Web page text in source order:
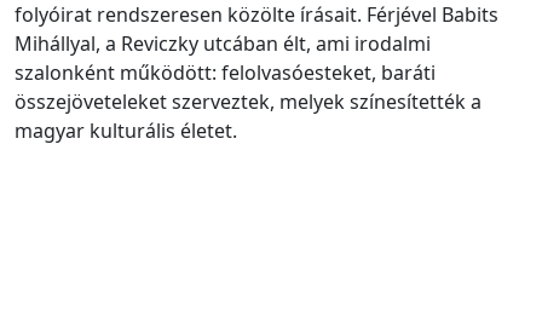
folyóirat rendszeresen közölte írásait. Férjével Babits
Mihállyal, a Reviczky utcában élt, ami irodalmi
szalonként működött: felolvasóesteket, baráti
összejöveteleket szerveztek, melyek színesítették a
magyar kulturális életet.